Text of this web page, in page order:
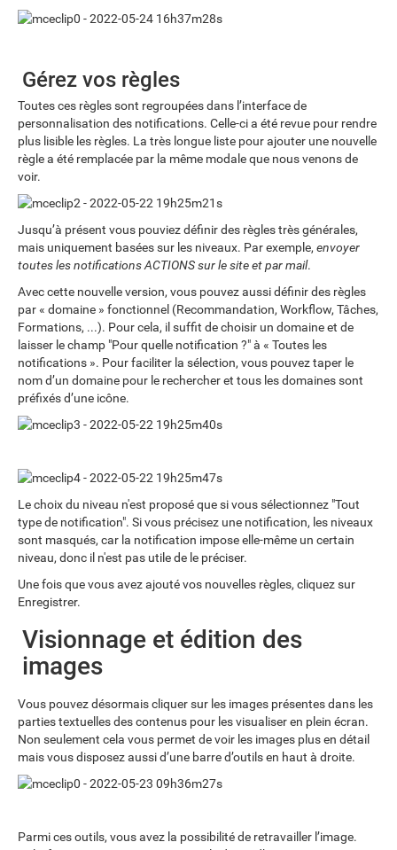
Gérez vos règles
Toutes ces règles sont regroupées dans l’interface de
personnalisation des notifications. Celle-ci a été revue pour rendre
plus lisible les règles. La très longue liste pour ajouter une nouvelle
règle a été remplacée par la même modale que nous venons de
voir.
Jusqu’à présent vous pouviez définir des règles très générales,
mais uniquement basées sur les niveaux. Par exemple, envoyer
toutes les notifications ACTIONS sur le site et par mail.
Avec cette nouvelle version, vous pouvez aussi définir des règles
par « domaine » fonctionnel (Recommandation, Workflow, Tâches,
Formations, ...). Pour cela, il suffit de choisir un domaine et de
laisser le champ "Pour quelle notification ?" à « Toutes les
notifications ». Pour faciliter la sélection, vous pouvez taper le
nom d’un domaine pour le rechercher et tous les domaines sont
préfixés d’une icône.
Le choix du niveau n'est proposé que si vous sélectionnez "Tout
type de notification". Si vous précisez une notification, les niveaux
sont masqués, car la notification impose elle-même un certain
niveau, donc il n'est pas utile de le préciser.
Une fois que vous avez ajouté vos nouvelles règles, cliquez sur
Enregistrer.
Visionnage et édition des
images
Vous pouvez désormais cliquer sur les images présentes dans les
parties textuelles des contenus pour les visualiser en plein écran.
Non seulement cela vous permet de voir les images plus en détail
mais vous disposez aussi d’une barre d’outils en haut à droite.
Parmi ces outils, vous avez la possibilité de retravailler l’image.